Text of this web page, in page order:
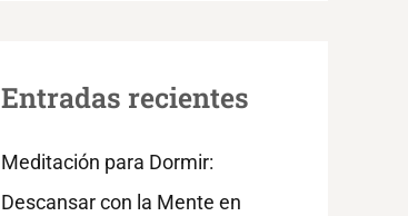
Entradas recientes
Meditación para Dormir:
Descansar con la Mente en